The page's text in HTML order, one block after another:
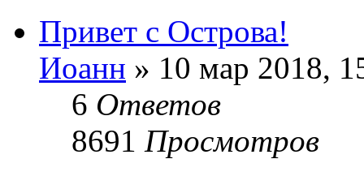
Привет с Острова!
Иоанн » 10 мар 2018,
6 Ответов
8691 Просмотров